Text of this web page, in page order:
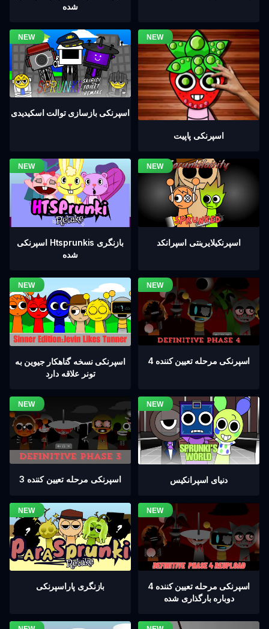
شده
اسپرنکی بازسازی توالت اسکیدیدی
اسپرنکی پاپیت
اسپرنکی Htsprunkis بازنگری
شده
اسپرنکیلایرینتی اسپرانکد
اسپرنکی نسخه گناهکار جیوین به
تونر علاقه دارد
اسپرنکی مرحله تعیین کننده 4
اسپرنکی مرحله تعیین کننده 3 دنیای اسپرانکیس
بازنگری پاراسپرنکی
اسپرنکی مرحله تعیین کننده 4
دوباره بارگذاری شده